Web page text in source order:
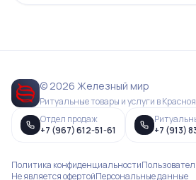
© 2026 Железный мир
Ритуальные товары и услуги в
Отдел продаж
+7 (967) 612-51-61
+7 (913)
Политика конфиденциальности
Не является офертойПерсональные данные